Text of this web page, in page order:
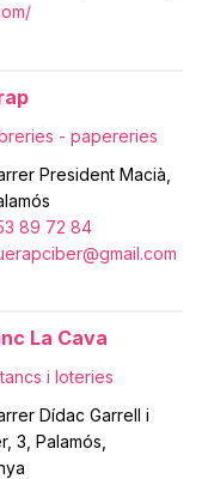
- papereries
President Macià,
89 72 84
La Cava
i loteries
Dídac Garrell i
3, Palamós,